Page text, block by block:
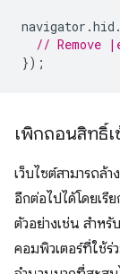
navigator .hid .
// Remove
});
เพิกถอนสิทธิ์
เว็บไซต์สามารถล้
อีกต่อไปได้โดยเรี
ตัวอย่างเช่น สำห
คอมพิวเตอร์ที่ใช้